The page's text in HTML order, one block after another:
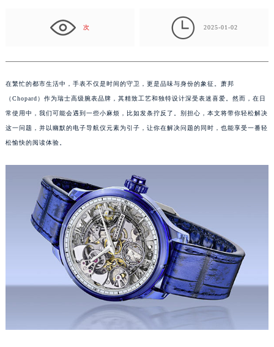
次  2025-01-02
在繁忙的都市生活中，手表不仅是时间的守卫，更是品味与身份的象征。萧邦
（Chopard）作为瑞士高级腕表品牌，其精致工艺和独特设计深受表迷喜爱。然而，在日
常使用中，我们可能会遇到一些小麻烦，比如发条拧反了。别担心，本文将带你轻松解决
这一问题，并以幽默的电子导航仪元素为引子，让你在解决问题的同时，也能享受一番轻
松愉快的阅读体验。